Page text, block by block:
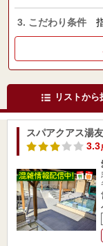
3. こだわり条件
リストから
スパアクアス湯
3.3